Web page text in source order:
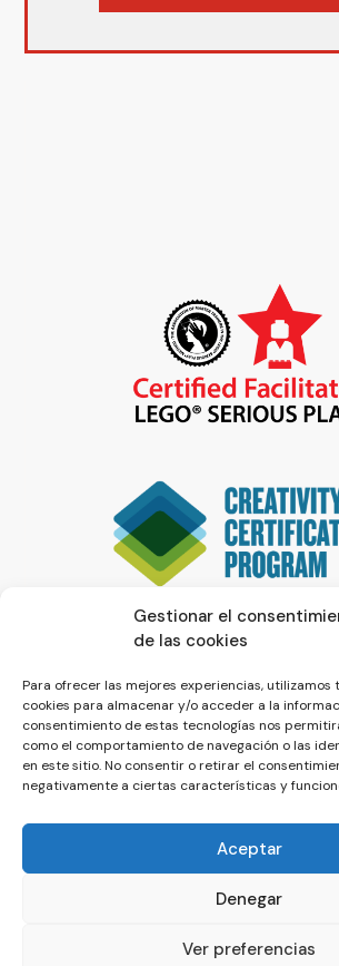
Gestionar el
de las cookies
Para ofrecer las mejores experiencias, utilizamos
cookies para almacenar y/o acceder a la
consentimiento de estas tecnologías nos
como el comportamiento de navegación o las
en este sitio. No consentir o retirar el
negativamente a ciertas características y
Aceptar
Denegar
Ver preferencias
© La Servilleta - El Blog de Paco Prieto